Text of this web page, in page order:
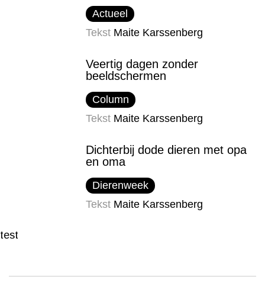
Actueel
Tekst Maite Karssenberg
Veertig dagen zonder
beeldschermen
Column
Tekst Maite Karssenberg
Dichterbij dode dieren met opa
en oma
Dierenweek
Tekst Maite Karssenberg
test